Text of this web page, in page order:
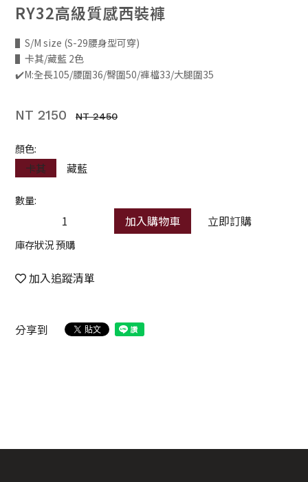
RY32高級質感西裝褲
▌S/M size (S-29腰身型可穿)
▌卡其/藏藍 2色
✔️M:全長105/腰圍36/臀圍50/褲檔33/大腿圍35
NT 2150 NT 2450
顏色:
卡其
藏藍
數量:
加入購物車 立即訂購
庫存狀況 預購
加入追蹤清單
分享到